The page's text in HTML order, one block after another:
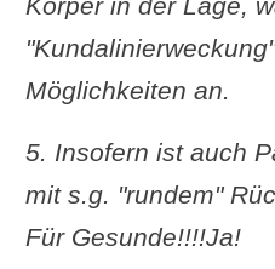
Möglichkeiten an.
5. Insofern ist auch
mit s.g. "rundem"
Für Gesunde!!!!Ja!